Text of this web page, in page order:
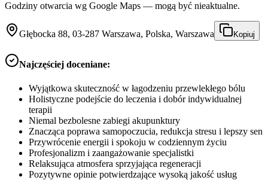
Godziny otwarcia wg Google Maps — mogą być nieaktualne.
Głębocka 88, 03-287 Warszawa, Polska, Warszawa Kopiuj
Najczęściej doceniane:
Wyjątkowa skuteczność w łagodzeniu przewlekłego bólu
Holistyczne podejście do leczenia i dobór indywidualnej
terapii
Niemal bezbolesne zabiegi akupunktury
Znacząca poprawa samopoczucia, redukcja stresu i lepszy sen
Przywrócenie energii i spokoju w codziennym życiu
Profesjonalizm i zaangażowanie specjalistki
Relaksująca atmosfera sprzyjająca regeneracji
Pozytywne opinie potwierdzające wysoką jakość usług